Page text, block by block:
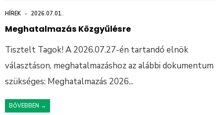
HÍREK • 2026.07.01.
Meghatalmazás Közgyűlésre
Tisztelt Tagok! A 2026.07.27-én tartandó elnök
választáson, meghatalmazáshoz az alábbi dokumentum
szükséges: Meghatalmazás 2026...
BŐVEBBEN →